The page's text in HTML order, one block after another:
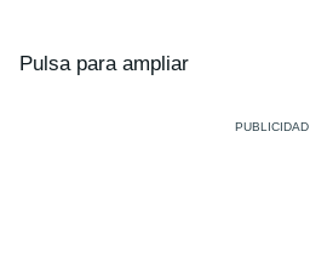
Pulsa para ampliar